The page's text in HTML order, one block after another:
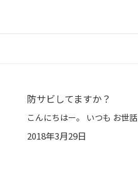
防サビしてますか？
2018年3月29日